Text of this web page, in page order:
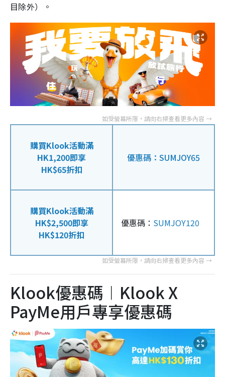
目除外）。
購買Klook活動滿
HK1,200即享
HK$65折扣
優惠碼： SUMJOY65
購買Klook活動滿
HK$2,500即享
HK$120折扣
優惠碼： SUMJOY120
Klook優惠碼︱Klook X
PayMe用戶專享優惠碼